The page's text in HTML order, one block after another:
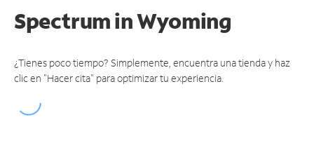
Spectrumin Wyoming
¿Tienes poco tiempo? Simplemente, encuentra una tienda y haz
clic en "Hacer cita" para optimizar tu experiencia.